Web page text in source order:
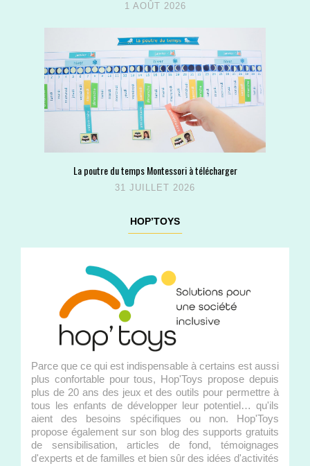
1 AOÛT 2026
La poutre du temps Montessori à télécharger
31 JUILLET 2026
HOP’TOYS
Parce que ce qui est indispensable à certains est aussi
plus confortable pour tous, Hop'Toys propose depuis
plus de 20 ans des jeux et des outils pour permettre à
tous les enfants de développer leur potentiel… qu'ils
aient des besoins spécifiques ou non. Hop'Toys
propose également sur son blog des supports gratuits
de sensibilisation, articles de fond, témoignages
d'experts et de familles et bien sûr des idées d'activités